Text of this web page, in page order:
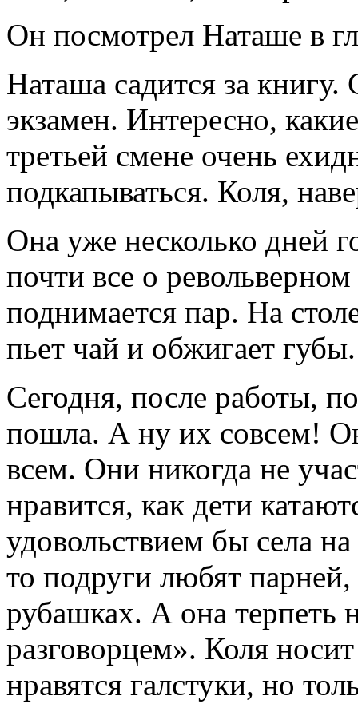
Он посмотрел Наташе в
Наташа садится за книгу.
экзамен. Интересно,
третьей смене очень
подкапываться. Коля,
Она уже несколько дней
почти все о
поднимается пар. На
пьет чай и обжигает
Сегодня, после работы,
пошла. А ну их совсем!
всем. Они никогда не
нравится, как дети
удовольствием бы села
то подруги любят
рубашках. А она терпеть
разговорцем». Коля
нравятся галстуки, но